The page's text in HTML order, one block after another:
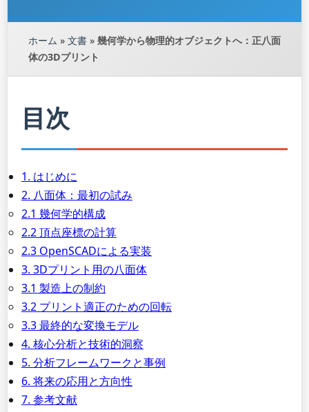
ホーム » 文書 » 幾何学から物理的オブジェクトへ：正八面
体の3Dプリント
目次
1. はじめに
2. 八面体：最初の試み
2.1 幾何学的構成
2.2 頂点座標の計算
2.3 OpenSCADによる実装
3. 3Dプリント用の八面体
3.1 製造上の制約
3.2 プリント適正のための回転
3.3 最終的な変換モデル
4. 核心分析と技術的洞察
5. 分析フレームワークと事例
6. 将来の応用と方向性
7. 参考文献